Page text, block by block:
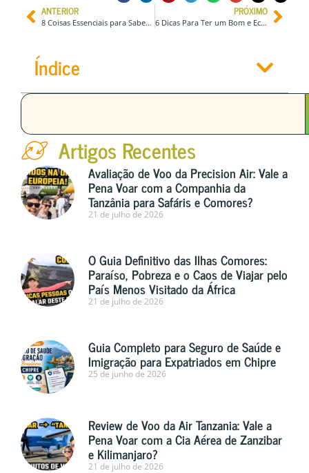
ANTERIOR
8 Coisas Essenciais para Saber antes de Viajar para o Egito
PRÓXIMO
6 Dicas Para Ter um Bom e Econômico Corte de Cabelo Em Uma Viagem Longa
Índice
Artigos Recentes
Avaliação de Voo da Precision Air: Vale a
Pena Voar com a Companhia da
Tanzânia para Safáris e Comores?
21 de julho de 2026
O Guia Definitivo das Ilhas Comores:
Paraíso, Pobreza e o Caos de Viajar pelo
País Menos Visitado da África
21 de julho de 2026
Guia Completo para Seguro de Saúde e
Imigração para Expatriados em Chipre
25 de junho de 2026
Review de Voo da Air Tanzania: Vale a
Pena Voar com a Cia Aérea de Zanzibar
e Kilimanjaro?
21 de julho de 2026